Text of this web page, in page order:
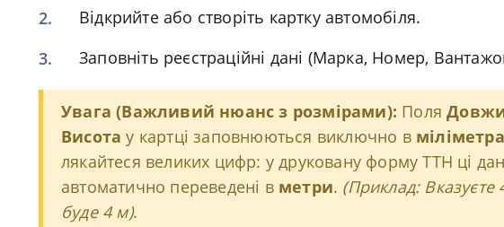
Відкрийте або створіть картку автомобіля.
Заповніть реєстраційні дані (Марка, Номер,
Увага (Важливий нюанс з розмірами): Поля
Висота у картці заповнюються виключно в
лякайтеся великих цифр: у друковану форму ТТН ці
автоматично переведені в метри. (Приклад:
буде 4 м).